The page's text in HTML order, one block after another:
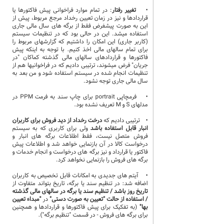
• تغییر رفتار: در تمام موارد فراخوانی پیش فاکتورها یا
قراردادها و نیز در زمان تعیین رخداد مرجع مربوط، پیش از
این به صورت پیشفرض فقط از برگه های سال مالی جاری
استفاده میشد. این در حالی بود که در تنظیمات سیستم
(کاربر جاری) این امکان را داشتیم که گزارشهای مربوط را
برای تمام سالهای مالی اخذ کنیم. با توجه به اینکه پیش
فاکتورها و قراردادهای سالهای مالی گذشته کماکان "در
جریان" فرض میشوند، ترتیبی دادیم که در فراخوانیها هم از
تنظیمات انجام شده در سیستم استفاده شود و من بعد به
سال مالی جاری توجه نشود.
• فرمچاپی portrait برای چاپ سند به فرمت PPM در
مدلهای S و M تعریف نشده بود.
• ترتیبی دادیم کهدرخت رخداد از دید فروش برای کاربران
انبار قابل استفاده باشد ولی برای کاربری که به سیستم
فروش متصل نیست، فقط اطلاعات برگه های انبار و
درخواست کالا در آن بازنمایی خواهد شد و اطلاعات پیش
فاکتور یا قرارداد و نیز برگه های درخواست و انجام خدمات و
برگه های فروش را بازنمایی نخواهد کرد.
• آیتم های جدیدی به امکانات قابل تخصیص به کاربران
اضافه شد: در تنظیم سند یا برگه، تاریخ بتواند متفاوت از
تاریخ روز باشد / تنظیم سند یا برگه در سالهای مالی گذشته
/ استفاده از حالت "تعیین به صورت دستی"در"مبداء تعیین
بها" (به تفکیک برای پیش فاکتورها و قراردادها و همچنین
برای برگه های فروش - در قسمت "تنظیم برگه").